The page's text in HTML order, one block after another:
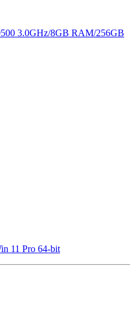
3.0GHz/8GB RAM/256GB
11 Pro 64-bit